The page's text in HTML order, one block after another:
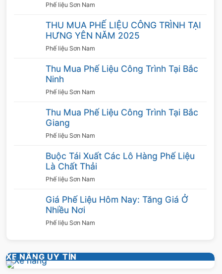
Phế liệu Sơn Nam
THU MUA PHẾ LIỆU CÔNG TRÌNH TẠI
HƯNG YÊN NĂM 2025
Phế liệu Sơn Nam
Thu Mua Phế Liệu Công Trình Tại Bắc
Ninh
Phế liệu Sơn Nam
Thu Mua Phế Liệu Công Trình Tại Bắc
Giang
Phế liệu Sơn Nam
Buộc Tái Xuất Các Lô Hàng Phế Liệu
Là Chất Thải
Phế liệu Sơn Nam
Giá Phế Liệu Hôm Nay: Tăng Giá Ở
Nhiều Nơi
Phế liệu Sơn Nam
XE NÂNG UY TÍN